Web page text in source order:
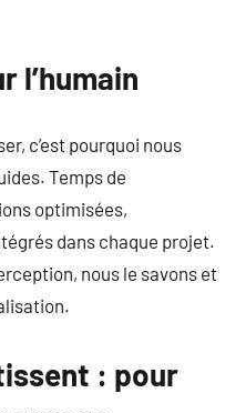
l’humain
c’est pourquoi nous
Temps de
optimisées,
dans chaque projet.
nous le savons et
: pour